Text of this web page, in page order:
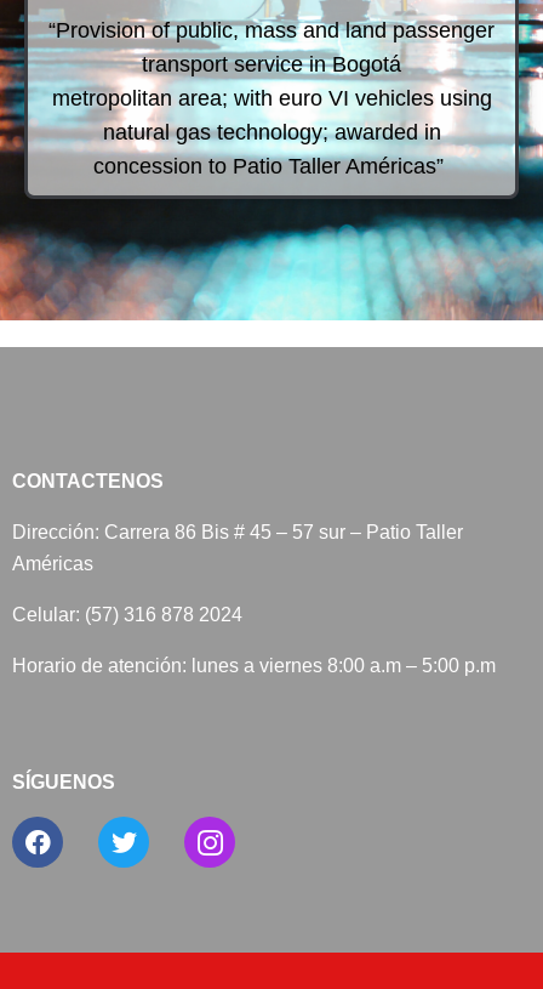
“Provision of public, mass and land passenger
transport service in Bogotá
metropolitan area; with euro VI vehicles using
natural gas technology; awarded in
concession to Patio Taller Américas”
CONTACTENOS
Dirección: Carrera 86 Bis # 45 – 57 sur – Patio Taller
Américas
Celular: (57) 316 878 2024
Horario de atención: lunes a viernes 8:00 a.m – 5:00 p.m
SÍGUENOS